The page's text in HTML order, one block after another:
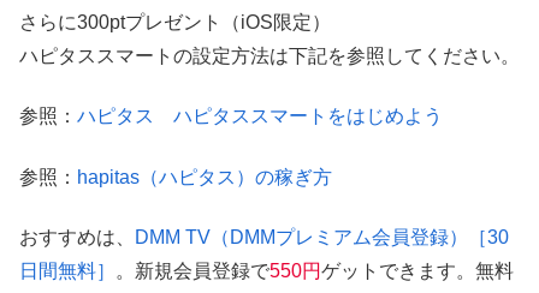
さらに300ptプレゼント（iOS限定）
ハピタススマートの設定方法は下記を参照してください。
参照： ハピタス ハピタススマートをはじめよう
参照： hapitas（ハピタス）の稼ぎ方
おすすめは、
DMM TV（DMMプレミアム会員登録）［30
日間無料］
。新規会員登録で550円ゲットできます。無料